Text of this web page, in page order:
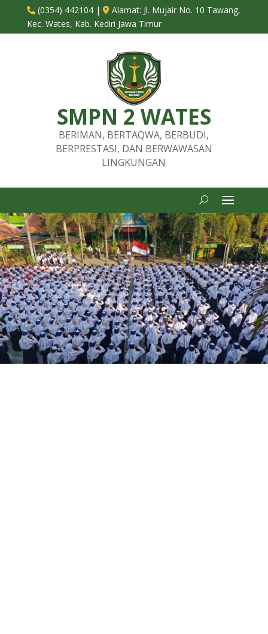
 (0354) 442104|  Alamat: Jl. Mujair No. 10 Tawang,
Kec. Wates, Kab. Kediri Jawa Timur
SMPN 2 WATES
BERIMAN, BERTAQWA, BERBUDI,
BERPRESTASI, DAN BERWAWASAN
LINGKUNGAN